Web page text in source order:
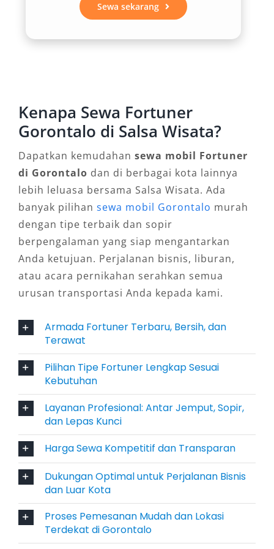
penumpang akan merasakan kenyamanan
Sebagai salah satu provinsi dengan aktivitas
bisnis dan pengembangan kawasan industri,
representatif. Rental Fortuner Gorontalo
memberikan kesan profesional dan kredibel
pelabuhan, kawasan ekonomi, maupun
pertemuan resmi. Kapasitas bagasi yang luas
juga mendukung pengangkutan perlengkapan
atau dokumen kerja secara aman dan efisien.
4. Fleksibilitas Opsi Sewa: Harian,
Bulanan, atau 24 Jam
Salah satu alasan utama mengapa sewa
Fortuner Gorontalo sangat dibutuhkan adalah
fleksibilitas dalam durasi penyewaan. Tersedia
layanan harian 24 jam, sewa bulanan, hingga
sewa Fortuner lepas kunci untuk pengguna
yang ingin mengemudi sendiri. Sementara itu,
bagi yang ingin fokus pada tujuan tanpa repot
menyetir, tersedia pula sewa Fortuner dengan
sopir berpengalaman yang memahami rute
lokal dan kondisi jalanan di Gorontalo.
5. Cocok untuk Kebutuhan Antar
Sewa sekarang
Kenapa Sewa Fortuner
Gorontalo di Salsa Wisata?
Dapatkan kemudahan sewa mobil Fortuner
di Gorontalo dan di berbagai kota lainnya
lebih leluasa bersama Salsa Wisata. Ada
banyak pilihan sewa mobil Gorontalo murah
dengan tipe terbaik dan sopir
berpengalaman yang siap mengantarkan
Anda ketujuan. Perjalanan bisnis, liburan,
atau acara pernikahan serahkan semua
urusan transportasi Anda kepada kami.
Armada Fortuner Terbaru, Bersih, dan
Terawat
Pilihan Tipe Fortuner Lengkap Sesuai
Kebutuhan
Layanan Profesional: Antar Jemput, Sopir,
dan Lepas Kunci
Harga Sewa Kompetitif dan Transparan
Dukungan Optimal untuk Perjalanan Bisnis
dan Luar Kota
Proses Pemesanan Mudah dan Lokasi
Terdekat di Gorontalo